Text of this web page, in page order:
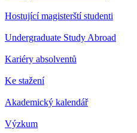
Hostující magisterští studenti
Undergraduate Study Abroad
Kariéry absolventů
Ke stažení
Akademický kalendář
Výzkum